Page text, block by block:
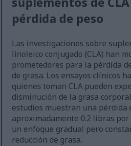
pérdida de peso
Las investigaciones sobre
linoleico conjugado (CLA) han
prometedores para la pérdida
de grasa. Los ensayos clínicos
quienes toman CLA pueden
disminución de la grasa
estudios muestran una pérdida
aproximadamente 0.2 libras por
un enfoque gradual pero
reducción de grasa.